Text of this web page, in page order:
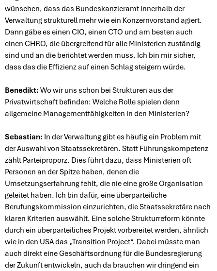
wünschen, dass das Bundeskanzleramt innerhalb der
Verwaltung strukturell mehr wie ein Konzernvorstand agiert.
Dann gäbe es einen CIO, einen CTO und am besten auch
einen CHRO, die übergreifend für alle Ministerien zuständig
sind und an die berichtet werden muss. Ich bin mir sicher,
dass das die Effizienz auf einen Schlag steigern würde.
Benedikt: Wo wir uns schon bei Strukturen aus der
Privatwirtschaft befinden: Welche Rolle spielen denn
allgemeine Managementfähigkeiten in den Ministerien?
Sebastian: In der Verwaltung gibt es häufig ein Problem mit
der Auswahl von Staatssekretären. Statt Führungskompetenz
zählt Parteiproporz. Dies führt dazu, dass Ministerien oft
Personen an der Spitze haben, denen die
Umsetzungserfahrung fehlt, die nie eine große Organisation
geleitet haben. Ich bin dafür, eine überparteiliche
Berufungskommission einzurichten, die Staatssekretäre nach
klaren Kriterien auswählt. Eine solche Strukturreform könnte
durch ein überparteiliches Projekt vorbereitet werden, ähnlich
wie in den USA das „Transition Project“. Dabei müsste man
auch direkt eine Geschäftsordnung für die Bundesregierung
der Zukunft entwickeln, auch da brauchen wir dringend ein